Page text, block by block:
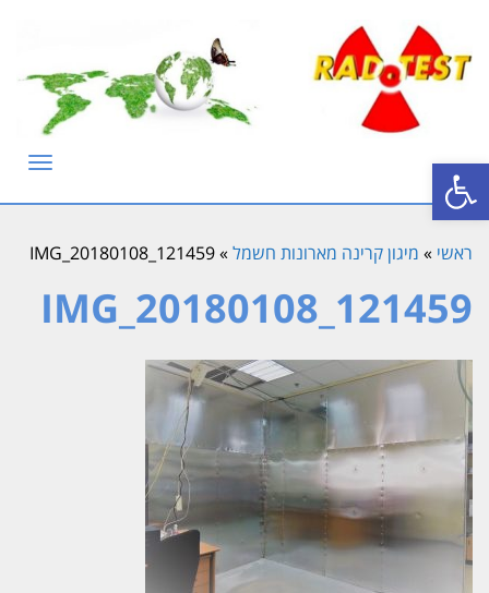
פתח סרגל נגישות
ראשי » מיגון קרינה מארונות חשמל»
IMG_20180108_121459
IMG_20180108_121459